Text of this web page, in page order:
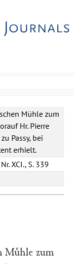
Mühle zum
Hr. Pierre
Passy, bei
erhielt.
XCI., S. 339
Muͤhle zum